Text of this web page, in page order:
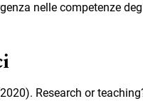
nelle competenze
Research or